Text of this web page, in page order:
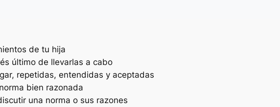
de tu hija
último de llevarlas a cabo
repetidas, entendidas y aceptadas
bien razonada
una norma o sus razones